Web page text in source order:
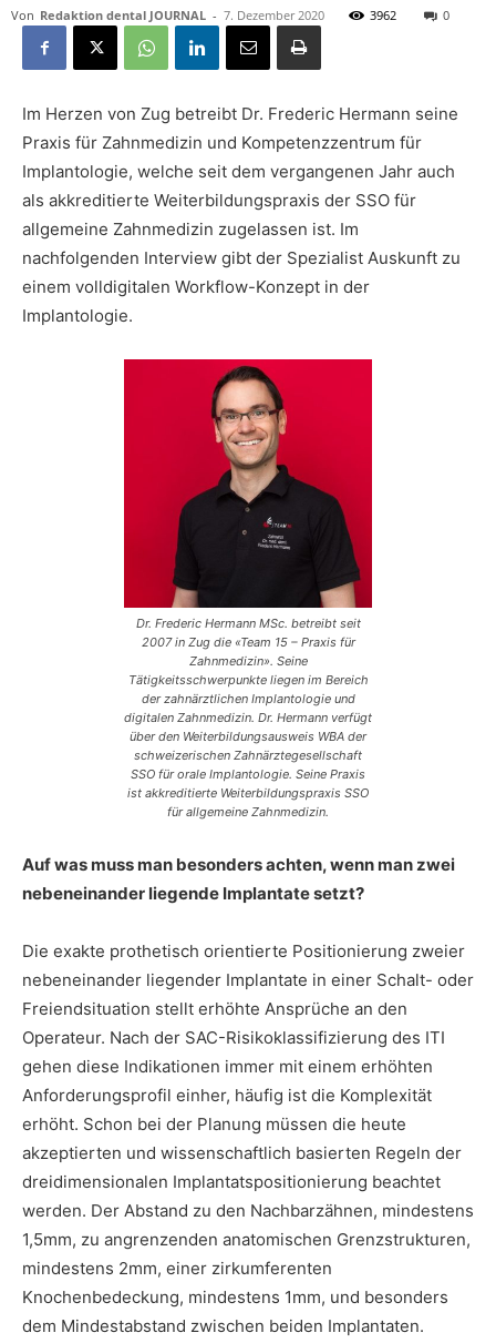
Von Redaktion dental JOURNAL - 7. Dezember 2020 3962 0
Im Herzen von Zug betreibt Dr. Frederic Hermann seine
Praxis für Zahnmedizin und Kompetenzzentrum für
Implantologie, welche seit dem vergangenen Jahr auch
als akkreditierte Weiterbildungspraxis der SSO für
allgemeine Zahnmedizin zugelassen ist. Im
nachfolgenden Interview gibt der Spezialist Auskunft zu
einem volldigitalen Workflow-Konzept in der
Implantologie.
Dr. Frederic Hermann MSc. betreibt seit
2007 in Zug die «Team 15 – Praxis für
Zahnmedizin». Seine
Tätigkeitsschwerpunkte liegen im Bereich
der zahnärztlichen Implantologie und
digitalen Zahnmedizin. Dr. Hermann verfügt
über den Weiterbildungsausweis WBA der
schweizerischen Zahnärztegesellschaft
SSO für orale Implantologie. Seine Praxis
ist akkreditierte Weiterbildungspraxis SSO
für allgemeine Zahnmedizin.
Auf was muss man besonders achten, wenn man zwei
nebeneinander liegende Implantate setzt?
Die exakte prothetisch orientierte Positionierung zweier
nebeneinander liegender Implantate in einer Schalt- oder
Freiendsituation stellt erhöhte Ansprüche an den
Operateur. Nach der SAC-Risikoklassifizierung des ITI
gehen diese Indikationen immer mit einem erhöhten
Anforderungsprofil einher, häufig ist die Komplexität
erhöht. Schon bei der Planung müssen die heute
akzeptierten und wissenschaftlich basierten Regeln der
dreidimensionalen Implantatspositionierung beachtet
werden. Der Abstand zu den Nachbarzähnen, mindestens
1,5mm, zu angrenzenden anatomischen Grenzstrukturen,
mindestens 2mm, einer zirkumferenten
Knochenbedeckung, mindestens 1mm, und besonders
dem Mindestabstand zwischen beiden Implantaten.